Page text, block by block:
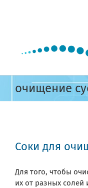
очищение
Соки для
Для того, чтобы
их от разных солей